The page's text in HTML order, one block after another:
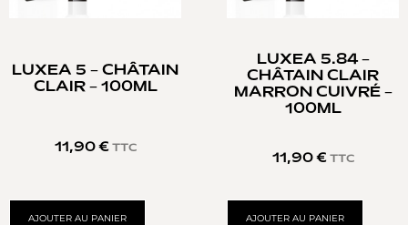
LUXEA 5 – CHÂTAIN
CLAIR – 100ML
11,90 € TTC
AJOUTER AU PANIER
LUXEA 5.84 –
CHÂTAIN CLAIR
MARRON CUIVRÉ –
100ML
11,90 € TTC
AJOUTER AU PANIER